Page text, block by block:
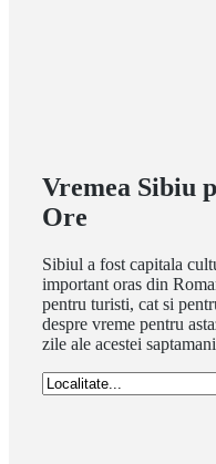
Vremea Sibiu
Ore
Sibiul a fost capitala
important oras din
pentru turisti, cat si
despre vreme pentru
zile ale acestei saptamani